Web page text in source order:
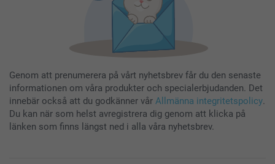
Genom att prenumerera på vårt nyhetsbrev får du den senaste
informationen om våra produkter och specialerbjudanden. Det
innebär också att du godkänner vår Allmänna integritetspolicy.
Du kan när som helst avregistrera dig genom att klicka på
länken som finns längst ned i alla våra nyhetsbrev.